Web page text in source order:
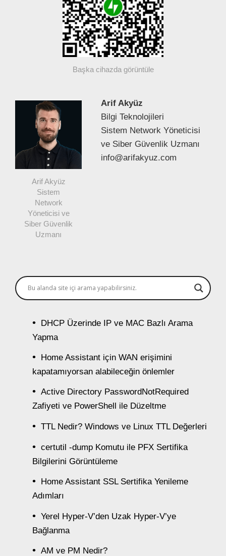
Başka cihazda görüntüle
Arif Akyüz
Sistem
Network
Yöneticisi ve
Siber Güvenlik
Uzmanı
Arif Akyüz
Bilgi Teknolojileri
Sistem Network Yöneticisi
ve Siber Güvenlik Uzmanı
info@arifakyuz.com
DHCP Üzerinde IP ve MAC Bazlı Arama
Yapma
Home Assistant için WAN erişimini
kapatamıyorsan alabileceğin önlemler
Active Directory PasswordNotRequired
Zafiyeti ve PowerShell ile Düzeltme
TTL Nedir? Windows ve Linux TTL Değerleri
certutil -dump Komutu ile PFX Sertifika
Bilgilerini Görüntüleme
Home Assistant SSL Sertifika Yenileme
Adımları
Yerel Hyper-V’den Uzak Hyper-V’ye
Bağlanma
AM ve PM Nedir?